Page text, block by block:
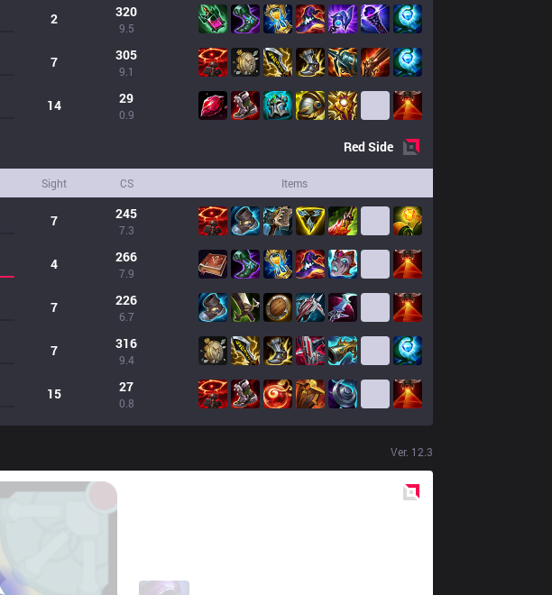
2 320
9.5
7 305
9.1
14 29
0.9
RedSide
Sight CS Items
7 245
7.3
4 266
7.9
7 226
6.7
7 316
9.4
15 27
0.8
Ver. 12.3